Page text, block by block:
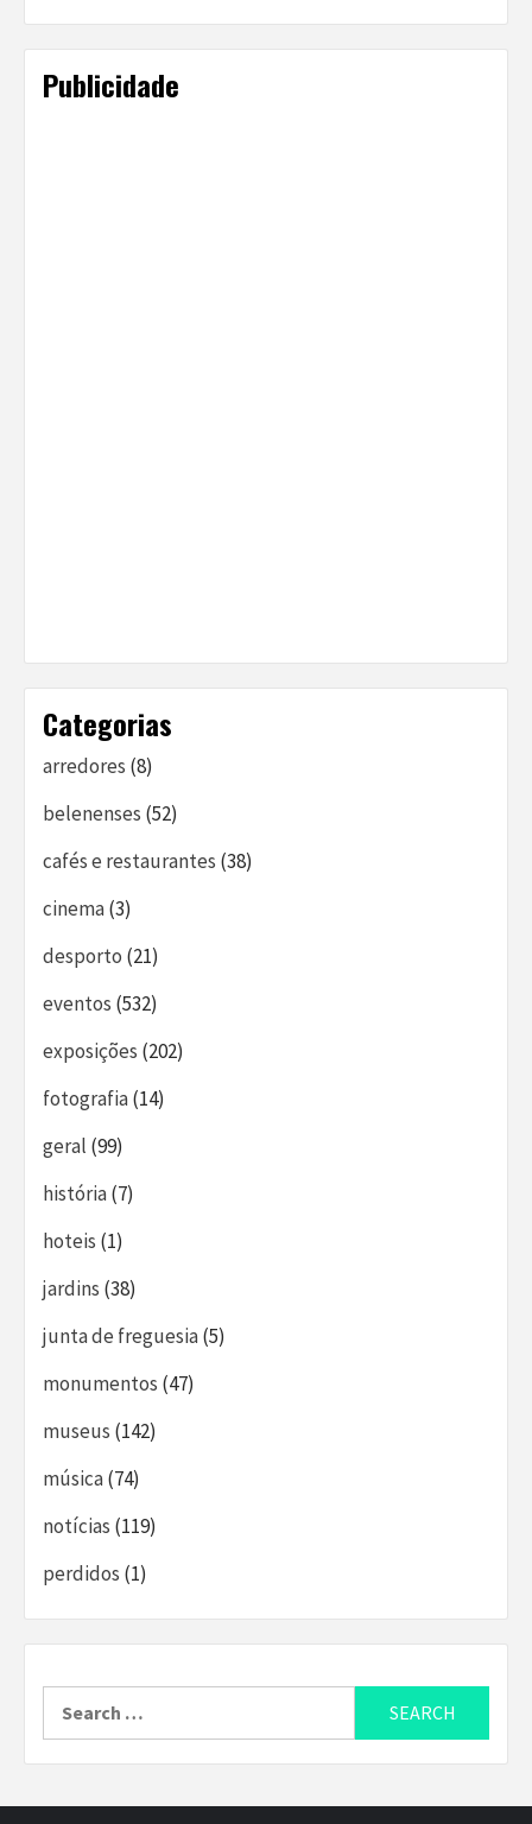
Publicidade
Categorias
arredores (8)
belenenses (52)
cafés e restaurantes (38)
cinema(3)
desporto (21)
eventos (532)
exposições (202)
fotografia(14)
geral (99)
história(7)
hoteis (1)
jardins (38)
junta de freguesia(5)
monumentos (47)
museus (142)
música(74)
notícias (119)
perdidos (1)
for: